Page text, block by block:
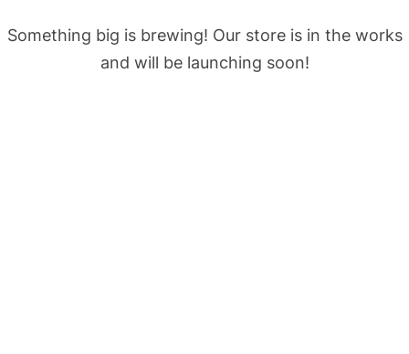
Something big is brewing! Our store is in the works
and will be launching soon!